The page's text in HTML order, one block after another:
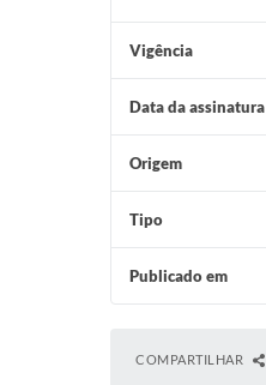
Vigência
Data da assinatura
Origem
Tipo
Publicado em
COMPARTILHAR